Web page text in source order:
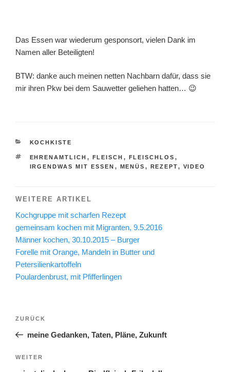
Das Essen war wiederum gesponsort, vielen Dank im
Namen aller Beteiligten!
BTW: danke auch meinen netten Nachbarn dafür, dass sie
mir ihren Pkw bei dem Sauwetter geliehen hatten… 😉
KATEGORIEN
KOCHKISTE
SCHLAGWÖRTER
EHRENAMTLICH , FLEISCH , FLEISCHLOS ,
IRGENDWAS MIT ESSEN , MENÜS , REZEPT, VIDEO
WEITERE ARTIKEL
Kochgruppe mit scharfen Rezept
gemeinsam kochen mit Migranten, 9.5.2016
Männer kochen, 30.10.2015 – Burger
Forelle mit Orange, Mandeln in Butter und
Petersilienkartoffeln
Poulardenbrust, mit Pfifferlingen
Beitragsnavigation
Vorheriger
Beitrag
ZURÜCK
meine Gedanken, Taten, Pläne, Zukunft
Nächster
WEITER